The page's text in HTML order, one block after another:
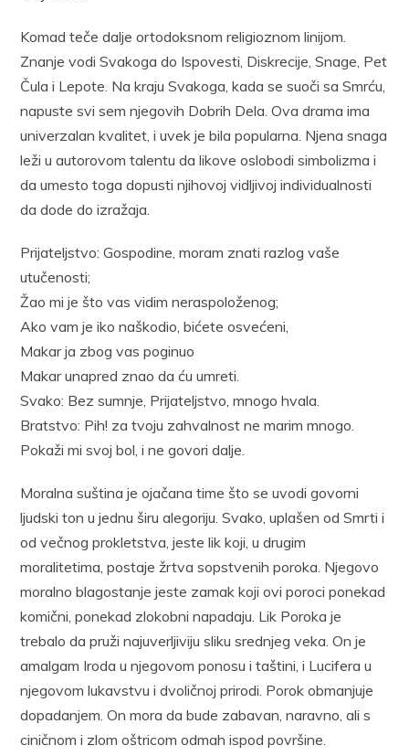
Komad teče dalje ortodoksnom religioznom linijom.
Znanje vodi Svakoga do Ispovesti, Diskrecije, Snage, Pet
Čula i Lepote. Na kraju Svakoga, kada se suoči sa Smrću,
napuste svi sem njegovih Dobrih Dela. Ova drama ima
univerzalan kvalitet, i uvek je bila popularna. Njena snaga
leži u autorovom talentu da likove oslobodi simbolizma i
da umesto toga dopusti njihovoj vidljivoj individualnosti
da dode do izražaja.
Prijateljstvo: Gospodine, moram znati razlog vaše
utučenosti;
Žao mi je što vas vidim neraspoloženog;
Ako vam je iko naškodio, bićete osvećeni,
Makar ja zbog vas poginuo
Makar unapred znao da ću umreti.
Svako: Bez sumnje, Prijateljstvo, mnogo hvala.
Bratstvo: Pih! za tvoju zahvalnost ne marim mnogo.
Pokaži mi svoj bol, i ne govori dalje.
Moralna suština je ojačana time što se uvodi govorni
ljudski ton u jednu širu alegoriju. Svako, uplašen od Smrti i
od večnog prokletstva, jeste lik koji, u drugim
moralitetima, postaje žrtva sopstvenih poroka. Njegovo
moralno blagostanje jeste zamak koji ovi poroci ponekad
komični, ponekad zlokobni napadaju. Lik Poroka je
trebalo da pruži najuverljiviju sliku srednjeg veka. On je
amalgam Iroda u njegovom ponosu i taštini, i Lucifera u
njegovom lukavstvu i dvoličnoj prirodi. Porok obmanjuje
dopadanjem. On mora da bude zabavan, naravno, ali s
ciničnom i zlom oštricom odmah ispod površine.